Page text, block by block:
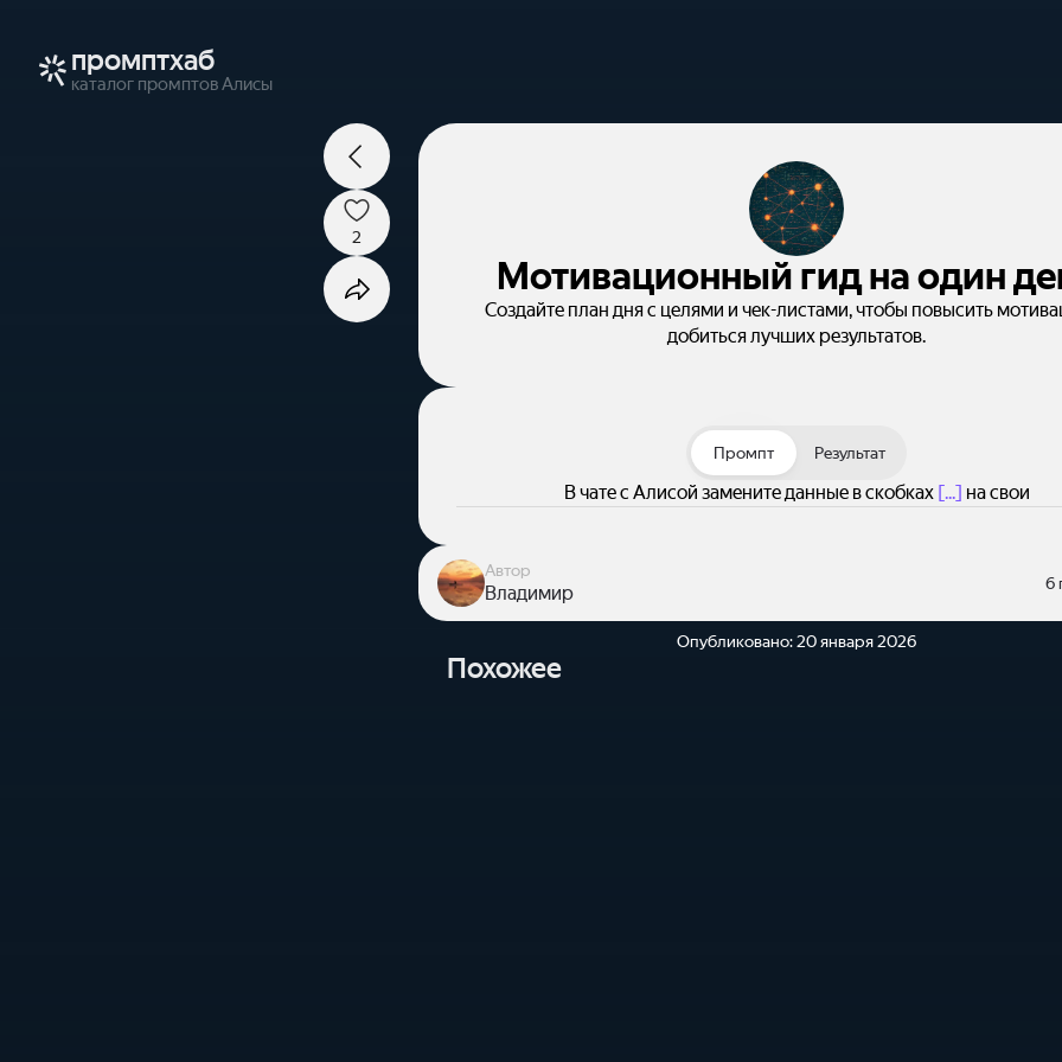
промптхаб
каталог промптов Алисы
Мотивационный гид на один
Создайте план дня с целями и чек-листами, чтобы повысить
добиться лучших результатов.
2
Промпт Результат
В чате с Алисой замените данные в скобках [...] на свои
Автор
Владимир 6
Опубликовано:20 января 2026
Похожее